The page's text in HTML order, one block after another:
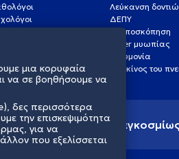
Λεύκανση
ΔΕΠΥ
Κολποσκόπηση
Laser μυωπίας
Πνευμονία
Καρκίνος του
της υγείας παγκοσμίως
μια κορυφαία
να σε βοηθήσουμε να
δες περισσότερα
την επισκεψιμότητα
για να
που εξελίσσεται